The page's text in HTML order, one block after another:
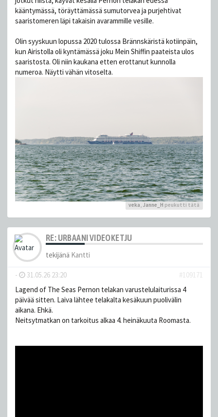
kääntymässä, töräyttämässä sumutorvea ja purjehtivat
saaristomeren läpi takaisin avarammille vesille.
Olin syyskuun lopussa 2020 tulossa Brännskäristä kotiinpäin,
kun Airistolla oli kyntämässä joku Mein Shiffin paateista ulos
saaristosta. Oli niin kaukana etten erottanut kunnolla
numeroa. Näytti vähän vitoselta.
veka, Janne_H peukutti tätä
RE: URBAANI VIDEOKETJU
tekijänä Kantti
- 31.05.26 23:20
#109171
Lagend of The Seas Pernon telakan varustelulaiturissa 4
päivää sitten. Laiva lähtee telakalta kesäkuun puolivälin
aikana. Ehkä.
Neitsytmatkan on tarkoitus alkaa 4. heinäkuuta Roomasta.